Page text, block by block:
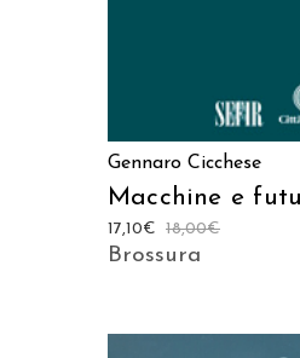
Gennaro Cicchese
Macchine e
18,00€
17,10€
Brossura